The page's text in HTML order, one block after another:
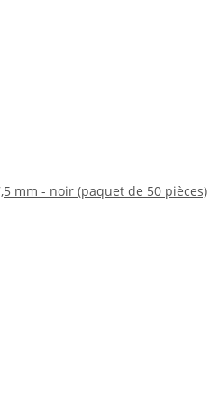
mm - noir (paquet de 50 pièces)